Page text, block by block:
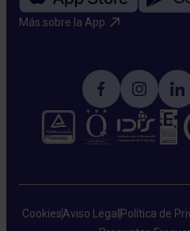
Más sobre la App​
CookiesAviso Legal Política de